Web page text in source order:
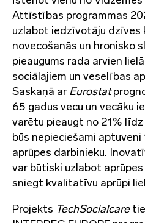
Attīstības programmas
uzlabot iedzīvotāju
novecošanās un hronisko
pieaugums rada arvien
sociālajiem un veselības
Saskaņā ar Eurostat
65 gadus vecu un vecāku
varētu pieaugt no 21%
būs nepieciešami aptuveni
aprūpes darbinieku.
var būtiski uzlabot
sniegt kvalitatīvu aprūpi
Projekts TechSocialcare